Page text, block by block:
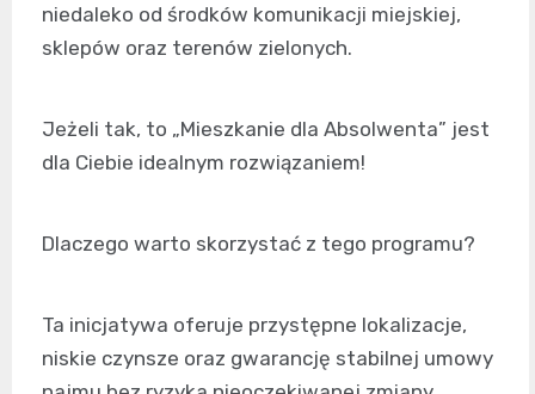
niedaleko od środków komunikacji miejskiej,
sklepów oraz terenów zielonych.
Jeżeli tak, to „Mieszkanie dla Absolwenta” jest
dla Ciebie idealnym rozwiązaniem!
Dlaczego warto skorzystać z tego programu?
Ta inicjatywa oferuje przystępne lokalizacje,
niskie czynsze oraz gwarancję stabilnej umowy